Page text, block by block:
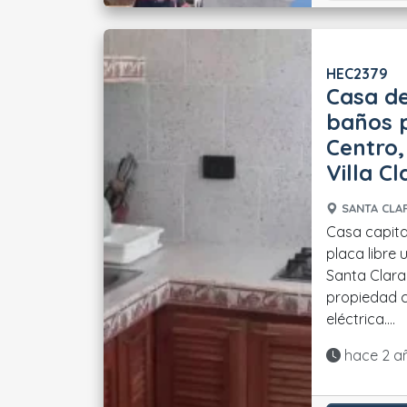
HEC2379
Casa
baños
Villa
SANTA
Casa
placa libre
Santa
propiedad
eléctrica....
hace 2